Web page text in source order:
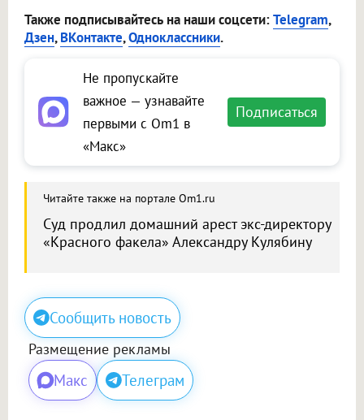
Также подписывайтесь на наши соцсети:Telegram,
Дзен,ВКонтакте,Одноклассники.
Не пропускайте
важное — узнавайте
первыми с Om1 в
«Макс»
Подписаться
Читайте также на портале Om1.ru
Суд продлил домашний арест экс-директору
«Красного факела» Александру Кулябину
Сообщить новость
Размещение рекламы
Макс Телеграм